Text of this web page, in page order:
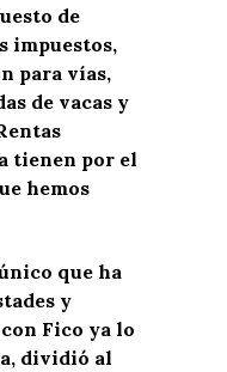
de
impuestos,
para vías,
de vacas y
tienen por el
hemos
que ha
y
Fico ya lo
dividió al